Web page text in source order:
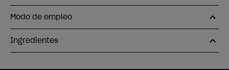
Modo de empleo
Ingredientes